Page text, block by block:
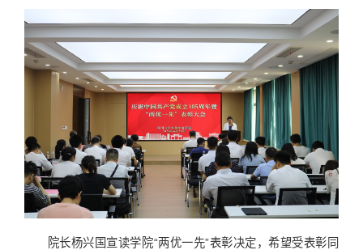
院长杨兴国宣读学院“两优一先”表彰决定，希望受表彰同